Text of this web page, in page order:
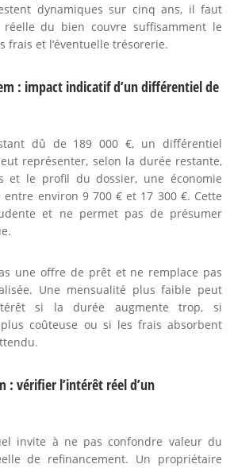
dynamiques sur cinq ans, il faut
du bien couvre suffisamment le
frais et l’éventuelle trésorerie.
: impact indicatif d’un différentiel de
dû de 189 000 €, un différentiel
représenter, selon la durée restante,
et le profil du dossier, une économie
environ 9 700 € et 17 300 €. Cette
et ne permet pas de présumer
une offre de prêt et ne remplace pas
Une mensualité plus faible peut
si la durée augmente trop, si
plus coûteuse ou si les frais absorbent
: vérifier l’intérêt réel d’un
invite à ne pas confondre valeur du
de refinancement. Un propriétaire